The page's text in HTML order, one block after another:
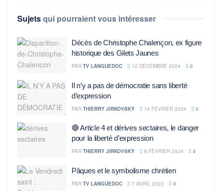
Sujetsqui pourraient vous intéresser
Décès de Christophe Chalençon, ex figure
historique des Gilets Jaunes
PAR TV LANGUEDOC 12 DÉCEMBRE 2024 0
Il n’y a pas de démocratie sans liberté
d’expression
PAR THIERRY JIRKOVSKY 14 FÉVRIER 2024 0
🔴 Article 4 et dérives sectaires, le danger
pour la liberté d’expression
PAR THIERRY JIRKOVSKY 8 FÉVRIER 2024 0
Pâques et le symbolisme chrétien
PAR TV LANGUEDOC 7 AVRIL 2023 0